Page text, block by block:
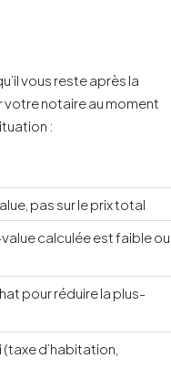
vous reste après la
votre notaire au moment
:
pas sur le prix total
calculée est faible ou
pour réduire la plus-
d’habitation,